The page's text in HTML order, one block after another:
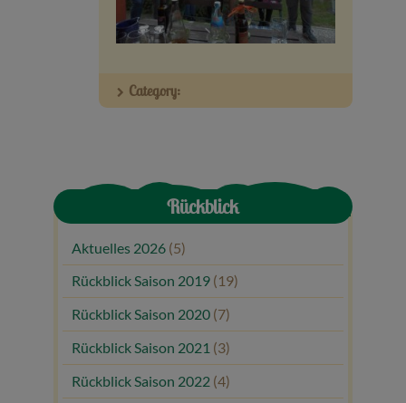
Veranstaltungen
Baumpaten
Category:
Rückblick
Aktuelles 2026 (5)
Rückblick Saison 2019 (19)
Rückblick Saison 2020 (7)
Rückblick Saison 2021 (3)
Rückblick Saison 2022 (4)